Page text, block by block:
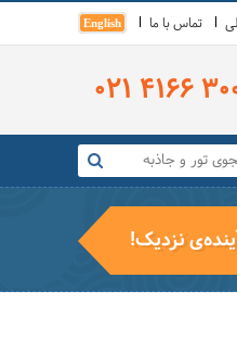
تماس با ما English
021 4166
نزدیک!